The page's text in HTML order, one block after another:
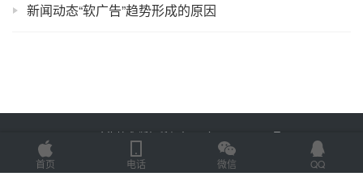
新闻动态“软广告”趋势形成的原因
Copyright © 2025 金海技术 版权所有 鲁ICP备2022012774号-2
首页
电话 微信 QQ